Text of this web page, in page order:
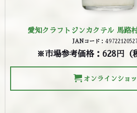
愛知クラフトジンカクテル 馬
JANコード：
※市場参考価格：628円（
オンラインショ